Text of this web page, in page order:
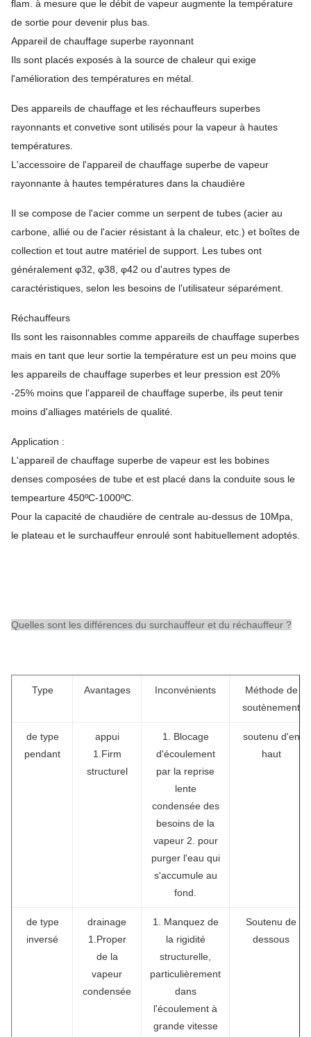
flam. à mesure que le débit de vapeur augmente la température
de sortie pour devenir plus bas.
Appareil de chauffage superbe rayonnant
Ils sont placés exposés à la source de chaleur qui exige
l'amélioration des températures en métal.
Des appareils de chauffage et les réchauffeurs superbes
rayonnants et convetive sont utilisés pour la vapeur à hautes
températures.
L'accessoire de l'appareil de chauffage superbe de vapeur
rayonnante à hautes températures dans la chaudière
Il se compose de l'acier comme un serpent de tubes (acier au
carbone, allié ou de l'acier résistant à la chaleur, etc.) et boîtes de
collection et tout autre matériel de support. Les tubes ont
généralement φ32, φ38, φ42 ou d'autres types de
caractéristiques, selon les besoins de l'utilisateur séparément.
Réchauffeurs
Ils sont les raisonnables comme appareils de chauffage superbes
mais en tant que leur sortie la température est un peu moins que
les appareils de chauffage superbes et leur pression est 20%
-25% moins que l'appareil de chauffage superbe, ils peut tenir
moins d'alliages matériels de qualité.
Application :
L'appareil de chauffage superbe de vapeur est les bobines
denses composées de tube et est placé dans la conduite sous le
tempearture 450ºC-1000ºC.
Pour la capacité de chaudière de centrale au-dessus de 10Mpa,
le plateau et le surchauffeur enroulé sont habituellement adoptés.
Quelles sont les différences du surchauffeur et du réchauffeur ?
Type Avantages Inconvénients
Méthode de
soutènement
de type
pendant
appui
1.Firm
structurel
1. Blocage
d'écoulement
par la reprise
lente
condensée des
besoins de la
vapeur 2. pour
purger l'eau qui
s'accumule au
fond.
soutenu d'en
haut
de type
inversé
drainage
1.Proper
de la
vapeur
condensée
1. Manquez de
la rigidité
structurelle,
particulièrement
dans
l'écoulement à
grande vitesse
Soutenu de
dessous